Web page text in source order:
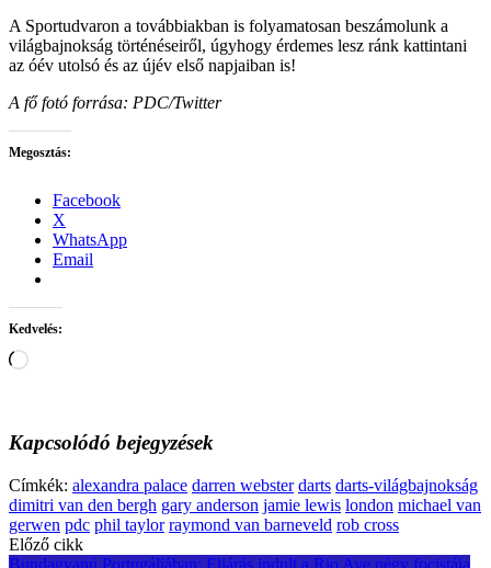
A Sportudvaron a továbbiakban is folyamatosan beszámolunk a
világbajnokság történéseiről, úgyhogy érdemes lesz ránk kattintani
az óév utolsó és az újév első napjaiban is!
A fő fotó forrása: PDC/Twitter
Megosztás:
Facebook
X
WhatsApp
Email
Kedvelés:
Loading…
Kapcsolódó bejegyzések
Címkék: alexandra palace darren webster darts darts-világbajnokság
dimitri van den bergh gary anderson jamie lewis london michael van
gerwen pdc phil taylor raymond van barneveld rob cross
Post
Előző cikk
Bundagyanú Portugáliában: Eljárás indult a Rio Ave négy focistája